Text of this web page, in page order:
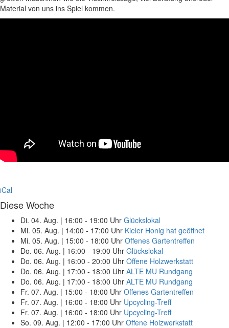
Material von uns ins Spiel kommen.
iCal
Diese Woche
Di. 04. Aug. | 16:00 - 19:00 Uhr Glückslokal
Mi. 05. Aug. | 14:00 - 17:00 Uhr Kieler Honig hat geöffnet
Mi. 05. Aug. | 15:00 - 18:00 Uhr Offenes Gartentreffen
Do. 06. Aug. | 16:00 - 19:00 Uhr Glückslokal
Do. 06. Aug. | 16:00 - 20:00 Uhr Offene Holzwerkstatt
Do. 06. Aug. | 17:00 - 18:00 Uhr ALTE MU Rundgang
Do. 06. Aug. | 17:00 - 18:00 Uhr ALTE MU Rundgang
Fr. 07. Aug. | 15:00 - 18:00 Uhr Offenes Gartentreffen
Fr. 07. Aug. | 16:00 - 18:00 Uhr Upcycling-Treff
Fr. 07. Aug. | 16:00 - 18:00 Uhr Upcycling-Treff
So. 09. Aug. | 12:00 - 17:00 Uhr Offene Holzwerkstatt